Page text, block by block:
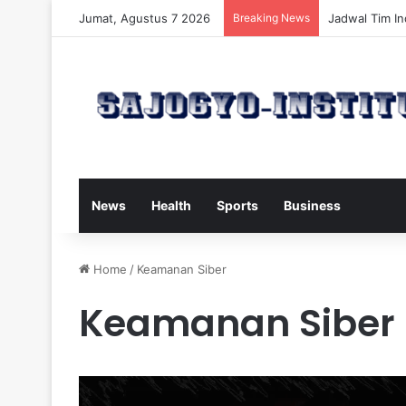
Jumat, Agustus 7 2026 Breaking News Ancol
News Health Sports Business
Home / Keamanan Siber
Keamanan Siber